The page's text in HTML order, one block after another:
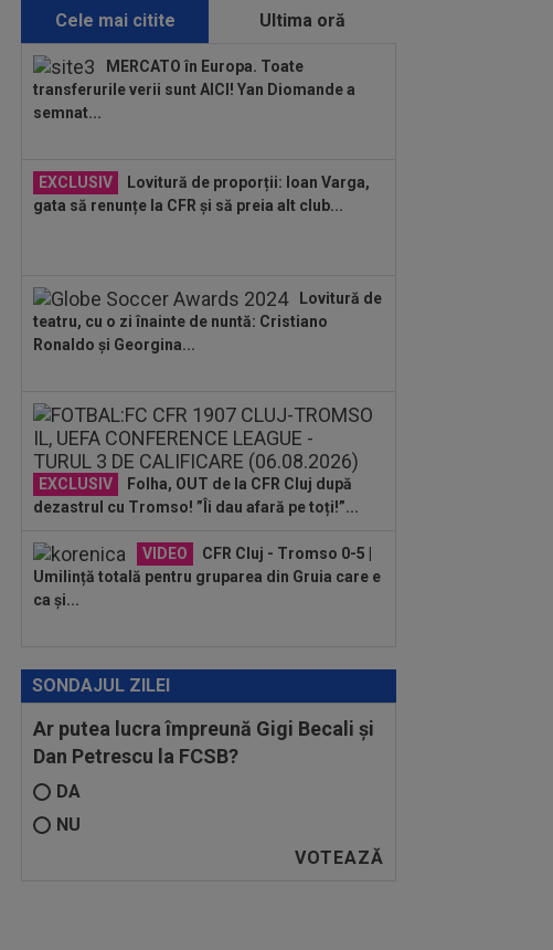
18:32 EXCLUSIV
Ce se va întâmpla cu
Filipe Coelho, după KuPS - Universitatea
Craiova 1-1
18:31
EXCLUSIV
Gigi Becali, ”în
război” cu două echipe din SuperLigă
minutul 80, erau conduși cu 1-3, însă
finalul a fost ”nebun”...
19:19 LIVE VIDEO&SCORE
Unirea
Slobozia - Gloria Bistrița 0-3, ACUM, DGS
1. Programul complet al etapei...
19:13 FOTO
Mihaela Rădulescu a fost
”ștearsă complet” și nu s-a mai putut
abține: ”Trebuie...
Cele mai citite Ultima oră
MERCATO în Europa. Toate
transferurile verii sunt AICI! Yan Diomande a
semnat...
EXCLUSIV
Lovitură de proporții: Ioan Varga,
gata să renunțe la CFR și să preia alt club...
Lovitură de
teatru, cu o zi înainte de nuntă: Cristiano
Ronaldo și Georgina...
EXCLUSIV
Folha, OUT de la CFR Cluj după
dezastrul cu Tromso! ”Îi dau afară pe toți!”...
VIDEO
CFR Cluj - Tromso 0-5 |
Umilință totală pentru gruparea din Gruia care e
ca și...
SONDAJUL ZILEI
Ar putea lucra împreună Gigi Becali și
Dan Petrescu la FCSB?
DA
NU